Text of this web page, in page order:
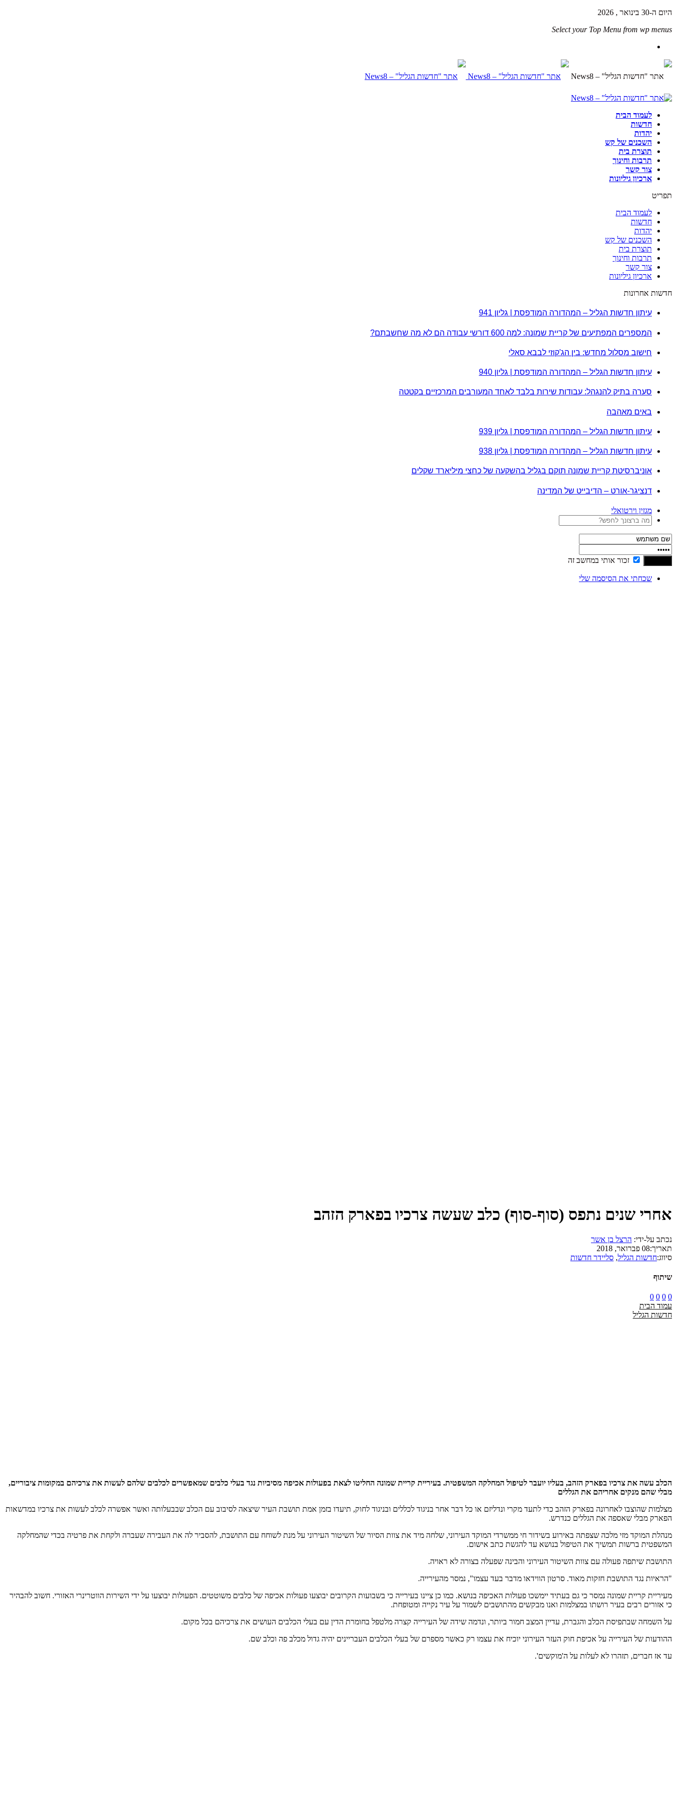
היום ה-30 בינואר , 2026
Select your Top Menu from wp menus
לעמוד הבית
חדשות
יהדות
השכנים של קש
תוצרת בית
תרבות וחינוך
צור קשר
ארכיון גיליונות
תפריט
לעמוד הבית
חדשות
יהדות
השכנים של קש
תוצרת בית
תרבות וחינוך
צור קשר
ארכיון גיליונות
חדשות אחרונות
עיתון חדשות הגליל – המהדורה המודפסת | גליון 941
המספרים המפתיעים של קריית שמונה: למה 600 דורשי עבודה הם לא מה שחשבתם?
חישוב מסלול מחדש: בין הג'קוזי לבבא סאלי
עיתון חדשות הגליל – המהדורה המודפסת | גליון 940
סערה בתיק להנגהל: עבודות שירות בלבד לאחד המעורבים המרכזיים בקטטה
באים מאהבה
עיתון חדשות הגליל – המהדורה המודפסת | גליון 939
עיתון חדשות הגליל – המהדורה המודפסת | גליון 938
אוניברסיטת קריית שמונה תוקם בגליל בהשקעה של כחצי מיליארד שקלים
דנציגר-אורט – הדיבייט של המדינה
מגזין וירטואלי
זכור אותי במחשב זה
שכחתי את הסיסמה שלי
אחרי שנים נתפס (סוף-סוף) כלב שעשה צרכיו בפארק הזהב
נכתב על-ידי: הרצל בן אשר
תאריך:08 פברואר, 2018
סיווג:חדשות הגליל, סליידר חדשות
שיתוף
0
0
0
0
עמוד הבית
חדשות הגליל
הכלב עשה את צרכיו בפארק הזהב, בעליו יועבר לטיפול המחלקה המשפטית. בעיריית קריית שמונה החליטו לצאת בפעולות אכיפה מסיביות נגד בעלי כלבים שמאפשרים לכלבים שלהם לעשות את צרכיהם במקומות ציבוריים,
מבלי שהם מנקים אחריהם את הגללים
מצלמות שהוצבו לאחרונה בפארק הזהב כדי לתעד מקרי ונדליזם או כל דבר אחר בניגוד לכללים ובניגוד לחוק, תיעדו בזמן אמת תושבת העיר שיצאה לסיבוב עם הכלב שבבעלותה ואשר אפשרה לכלב לעשות את צרכיו במדשאות
הפארק מבלי שאספה את הגללים כנדרש.
מנהלת המוקד מזי מלכה שצפתה באירוע בשידור חי ממשרדי המוקד העירוני, שלחה מיד את צוות הסיור של השיטור העירוני על מנת לשוחח עם התושבת, להסביר לה את העבירה שעברה ולקחת את פרטיה בכדי שהמחלקה
המשפטית ברשות תמשיך את הטיפול בנושא עד להגשת כתב אישום.
התושבת שיתפה פעולה עם צוות השיטור העירוני והבינה שפעלה בצורה לא ראויה.
"הראיות נגד התושבת חזקות מאוד. סרטון הווידאו מדבר בעד עצמו", נמסר מהעירייה.
מעיריית קריית שמונה נמסר כי גם בעתיד יימשכו פעולות האכיפה בנושא. כמו כן ציינו בעירייה כי בשבועות הקרובים יבוצעו פעולות אכיפה של כלבים משוטטים. הפעולות יבוצעו על ידי השירות הווטרינרי האזורי. חשוב להבהיר
כי אזורים רבים בעיר רושתו במצלמות ואנו מבקשים מהתושבים לשמור על עיר נקייה ומטופחת.
על השמחה שבתפיסת הכלב והגברת, עדיין המצב חמור ביותר, ונדמה שידה של העירייה קצרה מלטפל בחומרת הדין עם בעלי הכלבים העושים את צרכיהם בכל מקום.
ההודעות של העירייה על אכיפת חוק העזר העירוני יוכיח את עצמו רק כאשר מספרם של בעלי הכלבים העבריינים יהיה גדול מכלב פה וכלב שם.
עד אז חברים, תזהרו לא לעלות על ה'מוקשים'.